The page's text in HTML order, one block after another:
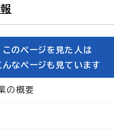
このページを見た人は
んなページも見ています
の概要